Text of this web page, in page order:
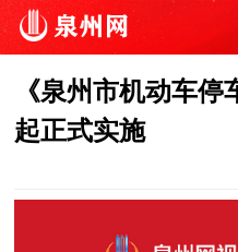
《泉州市机动车停
起正式实施